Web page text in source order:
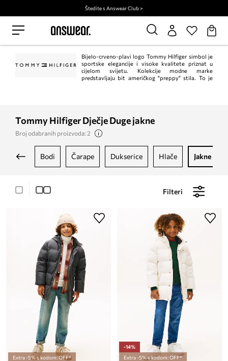
Štedite s Answear Club >
Bijelo-crveno-plavi logo Tommy Hilfiger simbol je
sportske elegancije i visoke kvalitete priznat u
cijelom svijetu. Kolekcije modne marke
predstavljaju bit američkog "preppy" stila. To je
Tommy Hilfiger Dječje Duge jakne
Broj odabranih proizvoda: 2
bodi čarape dukserice hlače jakne i
Filteri
Extra -5% s kodom: OFF*
-14%
Extra -5% s kodom: OFF*